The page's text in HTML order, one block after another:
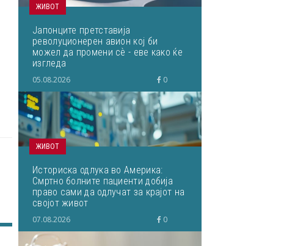
ЖИВОТ
Јапонците претставија
револуционерен авион кој би
можел да промени сѐ - еве како ќе
изгледа
05.08.2026 0
ЖИВОТ
Историска одлука во Америка:
Смртно болните пациенти добија
право сами да одлучат за крајот на
својот живот
07.08.2026 0